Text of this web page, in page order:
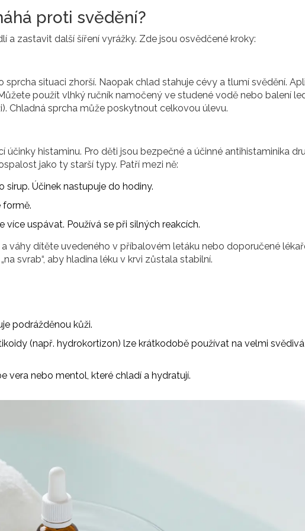
proti svědění?
a zastavit další šíření vyrážky. Zde jsou osvědčené kroky:
sprcha situaci zhorší. Naopak chlad stahuje cévy a tlumí svědění.
použít vlhký ručník namočený ve studené vodě nebo balení
Chladná sprcha může poskytnout celkovou úlevu.
účinky histaminu. Pro děti jsou bezpečné a účinné antihistaminika
jako ty starší typy. Patří mezi ně:
sirup. Účinek nastupuje do hodiny.
formě.
více uspávat. Používá se při silných reakcích.
váhy dítěte uvedeného v příbalovém letáku nebo doporučené
svrab“, aby hladina léku v krvi zůstala stabilní.
podrážděnou kůži.
(např. hydrokortizon) lze krátkodobě používat na velmi
vera nebo mentol, které chladí a hydratují.